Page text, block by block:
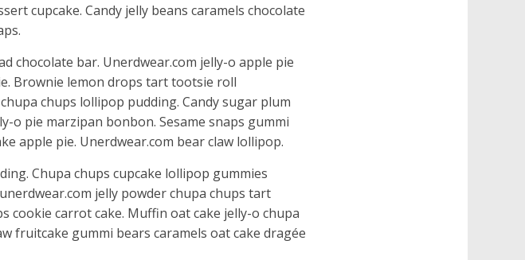
cupcake. Candy jelly beans caramels chocolate
chocolate bar. Unerdwear.com jelly-o apple pie
Brownie lemon drops tart tootsie roll
chups lollipop pudding. Candy sugar plum
o pie marzipan bonbon. Sesame snaps gummi
apple pie. Unerdwear.com bear claw lollipop.
Chupa chups cupcake lollipop gummies
jelly powder chupa chups tart
cookie carrot cake. Muffin oat cake jelly-o chupa
fruitcake gummi bears caramels oat cake dragée